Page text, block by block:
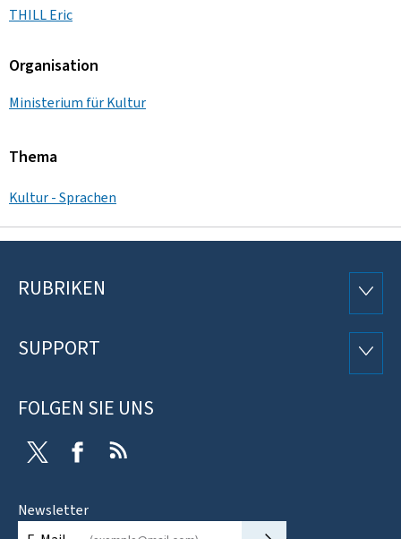
THILL Eric
Organisation
Ministerium für Kultur
Thema
Kultur - Sprachen
Footer
RUBRIKEN
SUPPORT
FOLGEN SIE UNS
Twitter Facebook
Newsletter